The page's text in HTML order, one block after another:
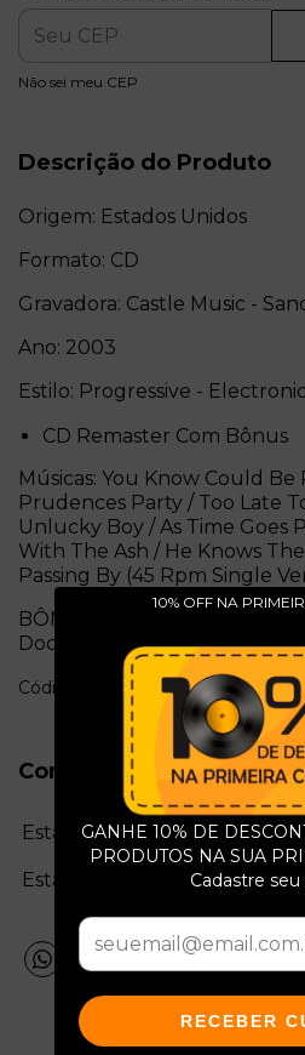
10% OFF NA
GANHE 10% DE
PRODUTOS NA SUA
Cadastre
RECEBER
Entregas para o CEP:
Não sei meu CEP
Descrição do Produto
Origem: Estados Unidos
Formato: CD
Gravadora: Castle Music -
Ano: 2003
Estilo: Progressive -
CD Remaster Com Bônus
Músicas: You Know Could
Prudences Party / Too Late
Unlucky Boy / As Time Goes
With The Ash / He Knows
Passing By (45 Rpm Single
BÔNUS TRACKS: Hear Me
Doctor Brown
Código: c4182
Conservação do Produto
Estado da mídia:
Estado da capa: